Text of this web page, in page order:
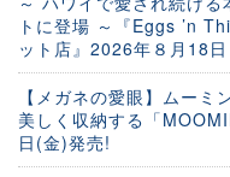
トに登場 ～『Eggs ’n
ット店』2026年８月18
【メガネの愛眼】ムー
美しく収納する「
日(金)発売!